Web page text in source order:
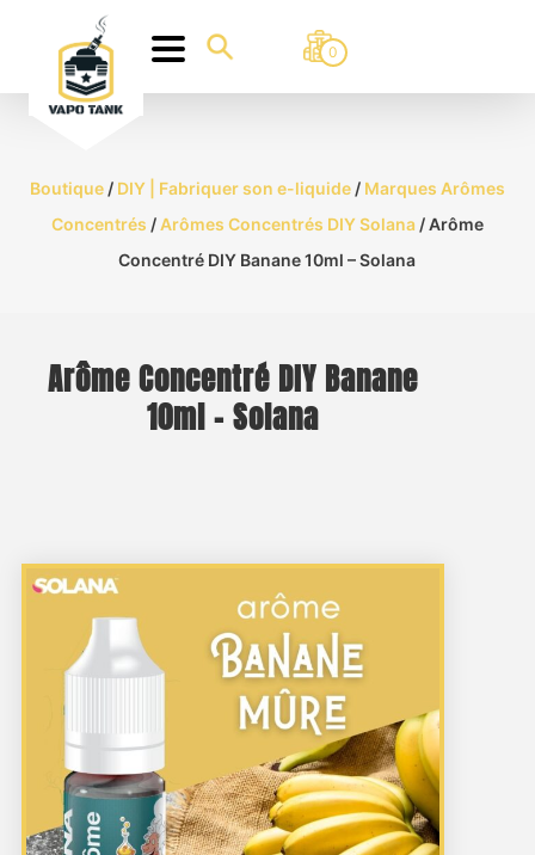
0
Boutique/ DIY | Fabriquer son e-liquide/ Marques Arômes
Concentrés / Arômes Concentrés DIY Solana/ Arôme
Concentré DIY Banane 10ml – Solana
Arôme Concentré DIY Banane
10ml – Solana